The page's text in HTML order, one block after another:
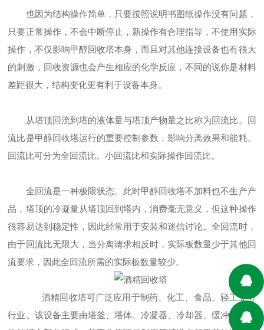
也因为结构操作简单，只要按照说明书图纸操作没有问题，
只要正常操作，不会中断停止，新操作有合理指导，不使用实际
操作，不仅影响甲醇回收塔本身，而且对其他连接设备也有很大
的刺激，回收资源也会产生相应的化学反应，不同的说你是材料
差距很大，结构变化更有利于设备本身。
从塔顶回流到塔的液体量与塔顶产物量之比称为回流比。回
流比是甲醇回收塔运行的重要控制参数，影响分离效果和能耗。
回流比可分为全回流比、小回流比和实际操作回流比。
全回流是一种极限状态。此时甲醇回收塔不加料也不生产产
品，塔顶的冷凝量从塔顶回到塔内，消费毫无意义，但这种操作
很容易达到稳定性，因此经常用于安装和迷信讨论。全回流时，
由于回流比无限大，当分离请求相反时，实际板数量少于其他回
流要求，因此全回流所需的实际板数量较少。
酒精回收塔可广泛应用于制药、化工、食品、轻工业等
行业。该设备主要由塔釜、塔体、冷凝器、冷却器、缓冲罐和高